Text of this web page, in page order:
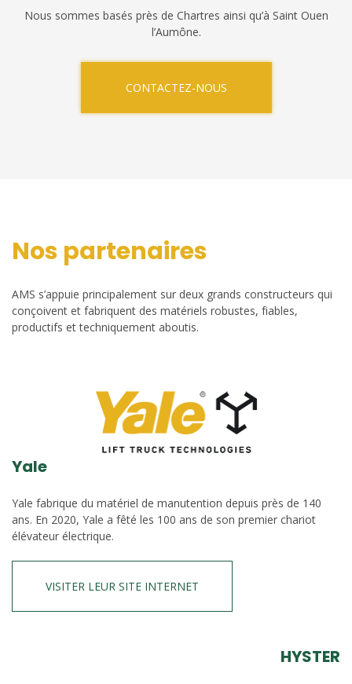
Nous sommes basés près de Chartres ainsi qu’à Saint Ouen
l’Aumône.
CONTACTEZ-NOUS
Nos partenaires
AMS s’appuie principalement sur deux grands constructeurs qui
conçoivent et fabriquent des matériels robustes, fiables,
productifs et techniquement aboutis.
Yale
Yale fabrique du matériel de manutention depuis près de 140
ans. En 2020, Yale a fêté les 100 ans de son premier chariot
élévateur électrique.
VISITER LEUR SITE INTERNET
HYSTER